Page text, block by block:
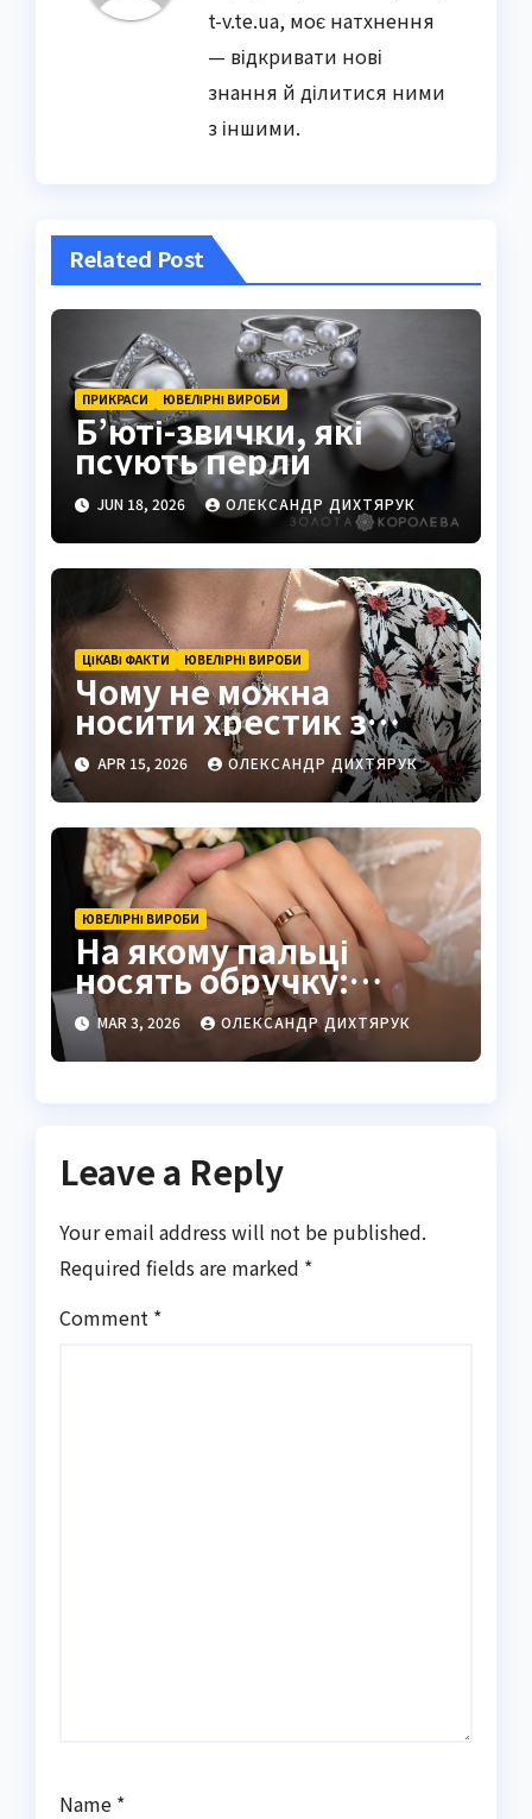
t-v.te.ua, моє натхнення
— відкривати нові
знання й ділитися ними
з іншими.
Related Post
ПРИКРАСИ ЮВЕЛІРНІ ВИРОБИ
Б’юті-звички, які
псують перли
JUN 18, 2026 ОЛЕКСАНДР ДИХТЯРУК
ЦІКАВІ ФАКТИ ЮВЕЛІРНІ ВИРОБИ
Чому не можна
носити хрестик з
розп’яттям
APR 15, 2026 ОЛЕКСАНДР ДИХТЯРУК
ЮВЕЛІРНІ ВИРОБИ
На якому пальці
носять обручку:
традиції та легенди
світу
MAR 3, 2026 ОЛЕКСАНДР ДИХТЯРУК
Leave a Reply
Your email address will not be published.
Required fields are marked *
Comment *
Name *